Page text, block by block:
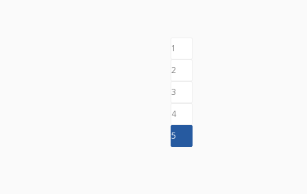
1
2
3
4
5